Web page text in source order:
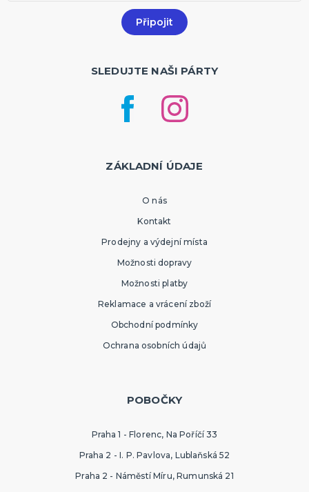
SLEDUJTE NAŠI PÁRTY
ZÁKLADNÍ ÚDAJE
O nás
Kontakt
Prodejny a výdejní místa
Možnosti dopravy
Možnosti platby
Reklamace a vrácení zboží
Obchodní podmínky
Ochrana osobních údajů
POBOČKY
Praha 1 - Florenc, Na Poříčí 33
Praha 2 - I. P. Pavlova, Lublaňská 52
Praha 2 - Náměstí Míru, Rumunská 21